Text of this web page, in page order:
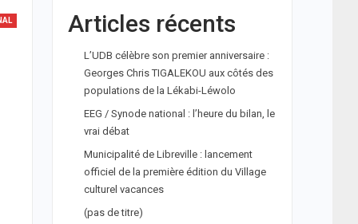
Articles récents
L’UDB célèbre son premier anniversaire :
Georges Chris TIGALEKOU aux côtés des
populations de la Lékabi-Léwolo
EEG / Synode national : l’heure du bilan, le
vrai débat
Municipalité de Libreville : lancement
officiel de la première édition du Village
culturel vacances
(pas de titre)